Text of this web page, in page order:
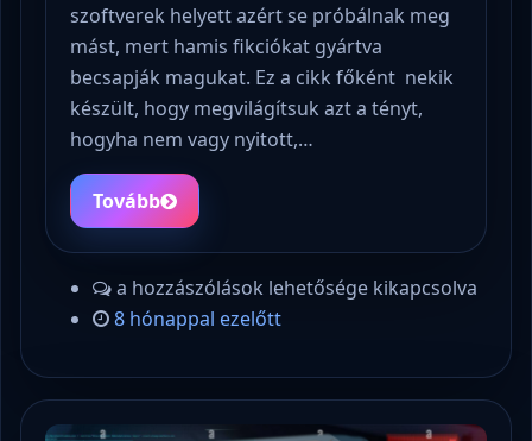
szoftverek helyett azért se próbálnak meg
mást, mert hamis fikciókat gyártva
becsapják magukat. Ez a cikk főként nekik
készült, hogy megvilágítsuk azt a tényt,
hogyha nem vagy nyitott,…
Tovább
a hozzászólások lehetősége kikapcsolva
8 hónappal ezelőtt